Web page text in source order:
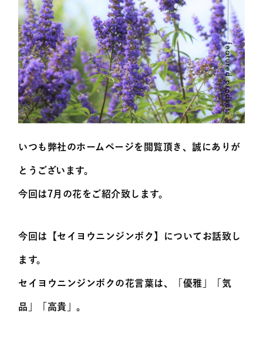
いつも弊社のホームページを閲覧頂き、誠にありが
とうございます。
今回は7月の花をご紹介致します。
今回は【セイヨウニンジンボク】についてお話致し
ます。
セイヨウニンジンボクの花言葉は、「優雅」「気
品」「高貴」。